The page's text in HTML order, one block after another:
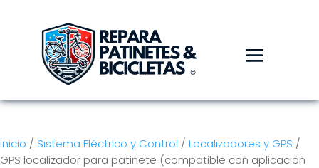
Inicio / Sistema Eléctrico y Control / Localizadores y GPS /
GPS localizador para patinete (compatible con aplicación